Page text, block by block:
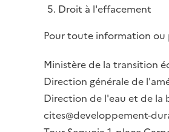
Droit à l'effacement
Pour toute information ou
Ministère de la transition
Direction générale de
Direction de l'eau et de la
cites@developpement-